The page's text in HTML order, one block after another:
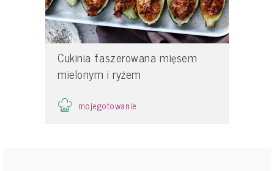
Cukinia faszerowana mięsem
mielonym i ryżem
mojegotowanie